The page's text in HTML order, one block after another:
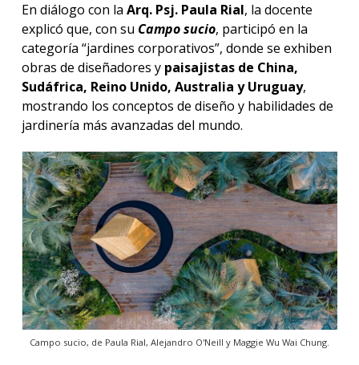
En diálogo con la Arq. Psj. Paula Rial, la docente
explicó que, con su Campo sucio, participó en la
categoría “jardines corporativos”, donde se exhiben
obras de diseñadores y paisajistas de China,
Sudáfrica, Reino Unido, Australia y Uruguay,
mostrando los conceptos de diseño y habilidades de
jardinería más avanzadas del mundo.
Campo sucio, de Paula Rial, Alejandro O'Neill y Maggie Wu Wai Chung.